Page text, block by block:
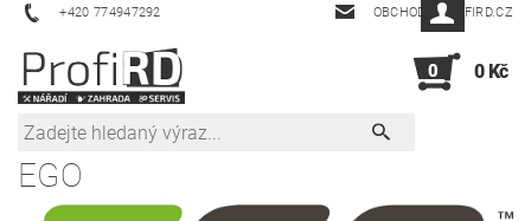
+420 774947292 OBCHOD@PROFIRD.CZ
0 0 Kč
EGO